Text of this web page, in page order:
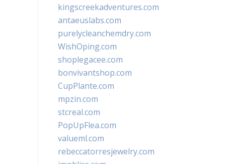
kingscreekadventures.com
antaeuslabs.com
purelycleanchemdry.com
WishOping.com
shoplegacee.com
bonvivantshop.com
CupPlante.com
mpzin.com
stcreal.com
PopUpFlea.com
valueml.com
rebeccatorresjewelry.com